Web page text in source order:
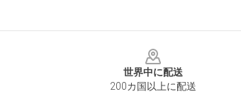
世界中に配送
200カ国以上に配送